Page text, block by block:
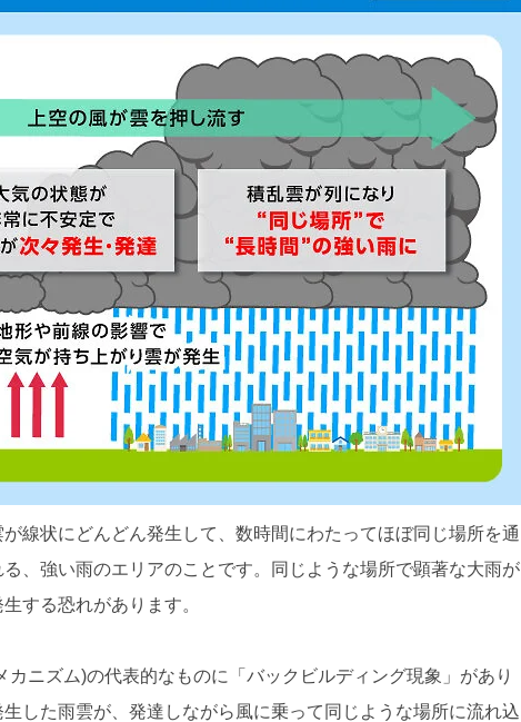
線状にどんどん発生して、数時間にわたってほぼ同じ場所を通
、強い雨のエリアのことです。同じような場所で顕著な大雨が
する恐れがあります。
ニズム)の代表的なものに「バックビルディング現象」があり
した雨雲が、発達しながら風に乗って同じような場所に流れ込